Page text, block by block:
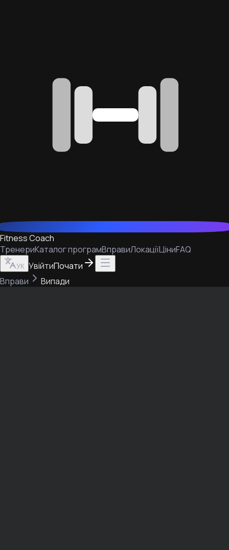
Fitness Coach
ТренериКаталог програмВправиЛокаціїЦіниFAQ
УК УвійтиПочати
Вправи
Випади